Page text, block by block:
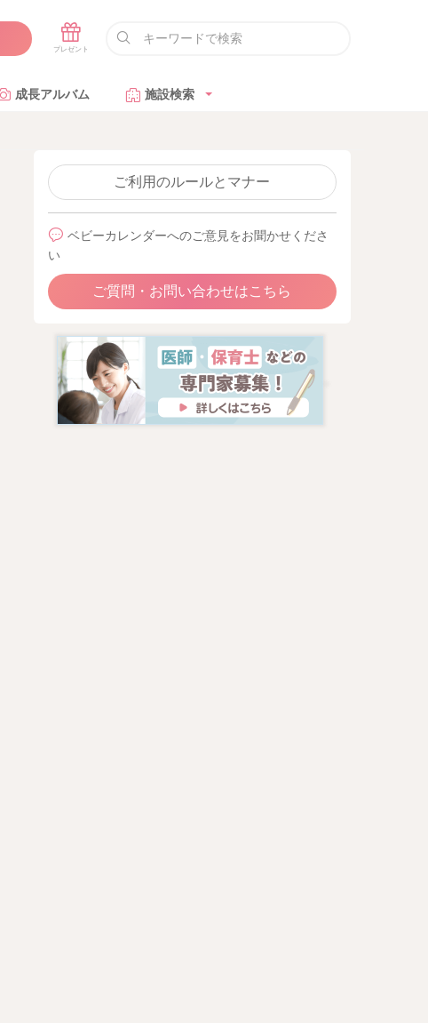
成長アルバム 施設検索
ご利用のルールとマナー
ベビーカレンダーへのご意見をお聞かせくださ
い
ご質問・お問い合わせはこちら